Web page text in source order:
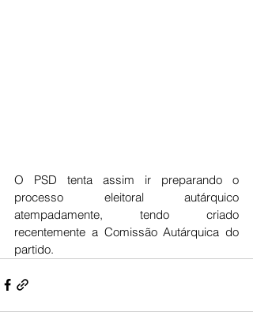
O PSD tenta assim ir preparando o
processo eleitoral autárquico
atempadamente, tendo criado
recentemente a Comissão Autárquica do
partido.